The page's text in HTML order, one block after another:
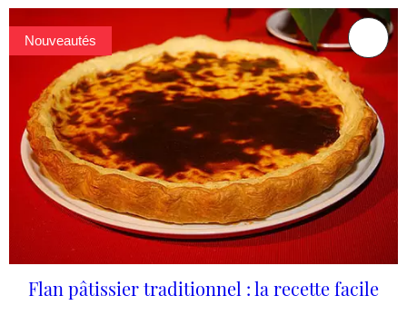
Nouveautés
Flan pâtissier traditionnel : la recette facile